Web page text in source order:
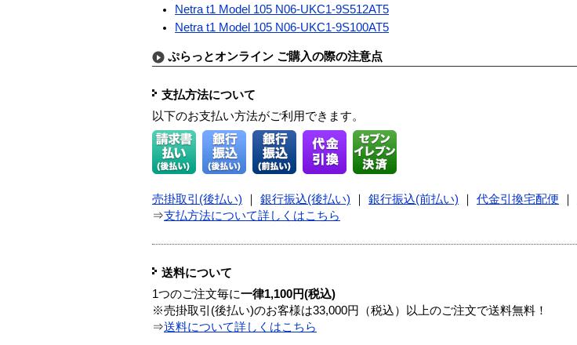
Netra t1 Model 105 N06-UKC1-9S512AT5
Netra t1 Model 105 N06-UKC1-9S100AT5
ぷらっとオンライン ご購入の際の注意点
支払方法について
以下のお支払い方法がご利用できます。
売掛取引(後払い) 銀行振込(後払い) 銀行振込(前払い) 代金引換宅配便
⇒支払方法について詳しくはこちら
送料について
1つのご注文毎に一律1,100円(税込)
※売掛取引(後払い)のお客様は33,000円（税込）以上のご注文で送料無料！
⇒送料について詳しくはこちら